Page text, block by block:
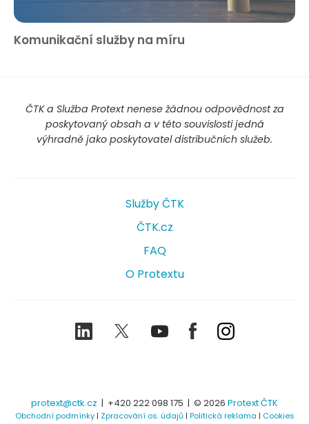
Komunikační služby na míru
ČTK a Služba Protext nenese žádnou odpovědnost za
poskytovaný obsah a v této souvislosti jedná
výhradně jako poskytovatel distribučních služeb.
Služby ČTK
ČTK.cz
FAQ
O Protextu
LinkedIn TwitterYoutubeFacebookInstagram
protext@ctk.cz | +420 222 098 175 | © 2026 Protext ČTK
Obchodní podmínky| Zpracování os. údajů| Politická reklama | Cookies